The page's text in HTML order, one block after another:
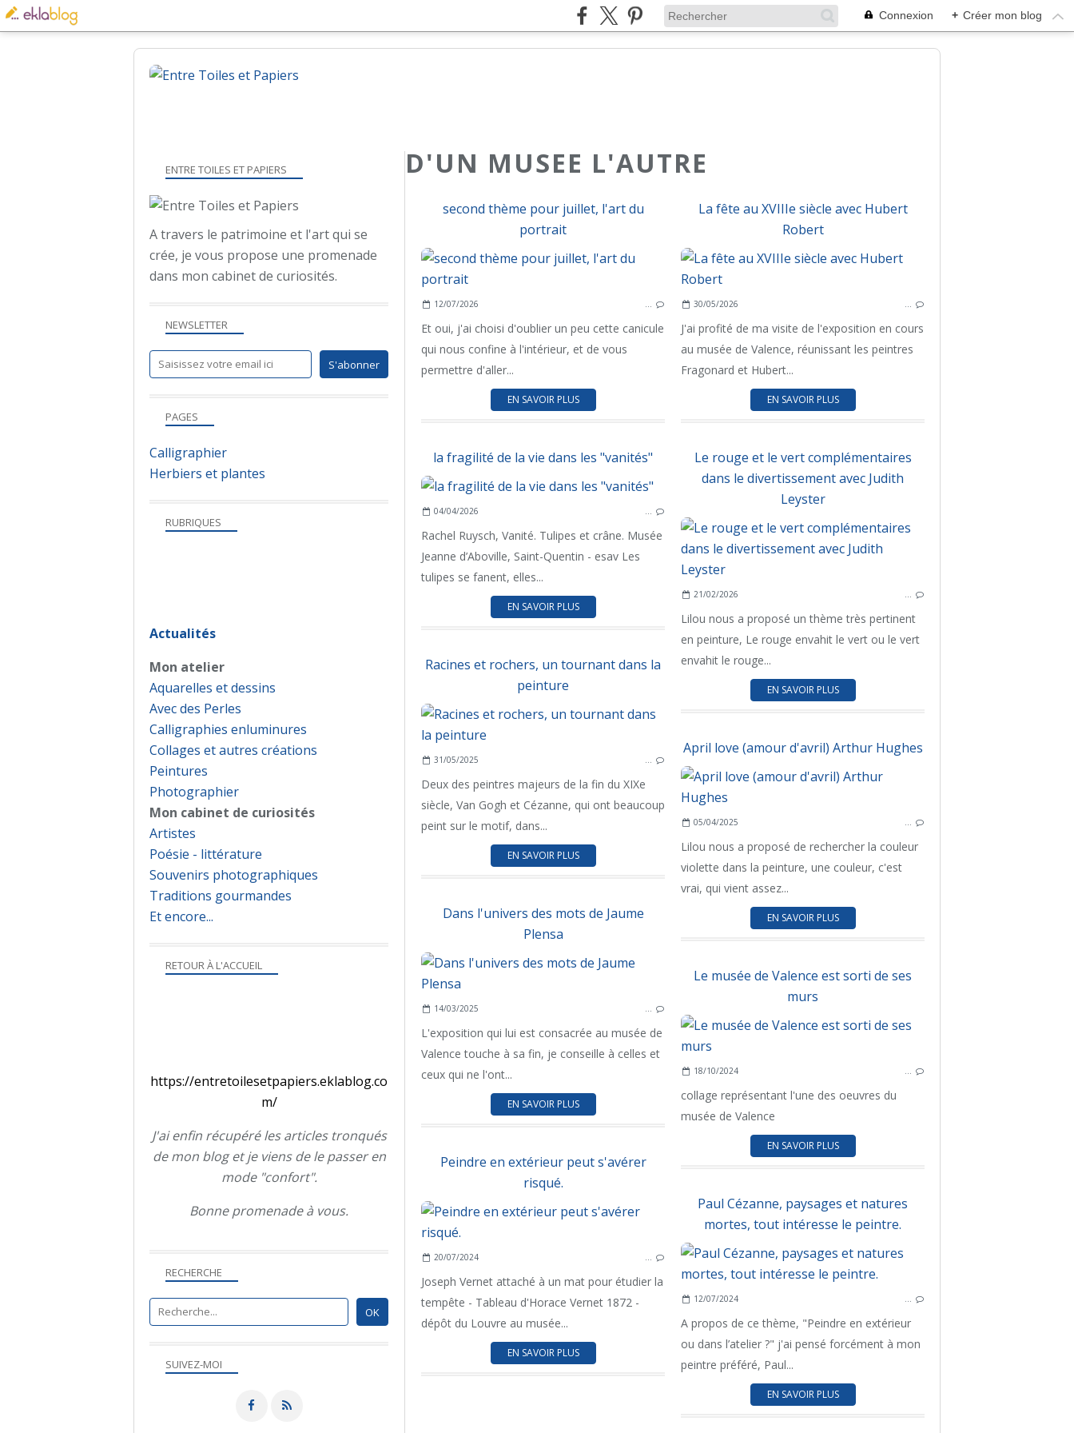
Connexion + Créer mon blog
D'UN MUSEE L'AUTRE
second thème pour juillet, l'art du
portrait
PEINTURE
12/07/2026 …
Et oui, j'ai choisi d'oublier un peu cette canicule
qui nous confine à l'intérieur, et de vous
permettre d'aller...
EN SAVOIR PLUS
La fête au XVIIIe siècle avec Hubert
Robert
30/05/2026 …
J'ai profité de ma visite de l'exposition en cours
au musée de Valence, réunissant les peintres
Fragonard et Hubert...
EN SAVOIR PLUS
la fragilité de la vie dans les "vanités"
UN THÈME UN TABLEAU
PEINTURE
D'UN MUSÉE L'AUTRE
04/04/2026 …
Rachel Ruysch, Vanité. Tulipes et crâne. Musée
Jeanne d’Aboville, Saint-Quentin - esav Les
tulipes se fanent, elles...
EN SAVOIR PLUS
Le rouge et le vert complémentaires
dans le divertissement avec Judith
Leyster
21/02/2026 …
Lilou nous a proposé un thème très pertinent
en peinture, Le rouge envahit le vert ou le vert
envahit le rouge...
EN SAVOIR PLUS
Racines et rochers, un tournant dans la
peinture
PEINTURE
31/05/2025 …
Deux des peintres majeurs de la fin du XIXe
siècle, Van Gogh et Cézanne, qui ont beaucoup
peint sur le motif, dans...
EN SAVOIR PLUS
April love (amour d'avril) Arthur Hughes
05/04/2025 …
Lilou nous a proposé de rechercher la couleur
violette dans la peinture, une couleur, c'est
vrai, qui vient assez...
EN SAVOIR PLUS
Dans l'univers des mots de Jaume
Plensa
CLIC CLAC
VALENCE
14/03/2025 …
L'exposition qui lui est consacrée au musée de
Valence touche à sa fin, je conseille à celles et
ceux qui ne l'ont...
EN SAVOIR PLUS
Le musée de Valence est sorti de ses
murs
18/10/2024 …
collage représentant l'une des oeuvres du
musée de Valence
EN SAVOIR PLUS
Peindre en extérieur peut s'avérer
risqué.
AVIGNON
DYNASTIES D’ARTISTES
PEINTURE
20/07/2024 …
Joseph Vernet attaché à un mat pour étudier la
tempête - Tableau d'Horace Vernet 1872 -
dépôt du Louvre au musée...
EN SAVOIR PLUS
Paul Cézanne, paysages et natures
mortes, tout intéresse le peintre.
12/07/2024 …
A propos de ce thème, "Peindre en extérieur
ou dans l’atelier ?" j'ai pensé forcément à mon
peintre préféré, Paul...
EN SAVOIR PLUS
NEWSLETTER
SUIVEZ-MOI
RECHERCHE
ENTRE TOILES ET PAPIERS
A travers le patrimoine et l'art qui se
crée, je vous propose une promenade
dans mon cabinet de curiosités.
PAGES
Calligraphier
Herbiers et plantes
RETOUR À L'ACCUEIL
https://entretoilesetpapiers.eklablog.co
m/
J'ai enfin récupéré les articles tronqués
de mon blog et je viens de le passer en
mode "confort".
Bonne promenade à vous.
RUBRIQUES
Actualités
Mon atelier
Aquarelles et dessins
Avec des Perles
Calligraphies enluminures
Collages et autres créations
Peintures
Photographier
Mon cabinet de curiosités
Artistes
Poésie - littérature
Souvenirs photographiques
Traditions gourmandes
Et encore...